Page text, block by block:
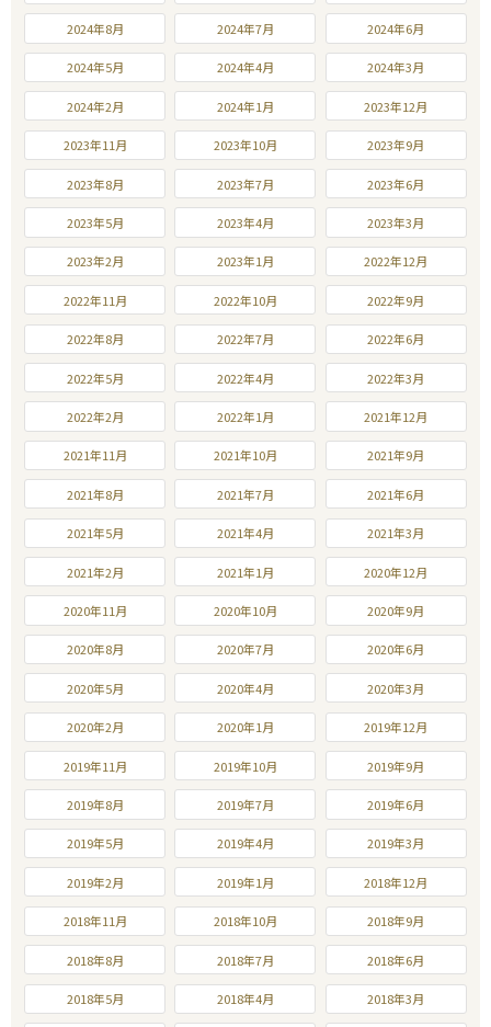
2024年8月 2024年7月 2024年6月
2024年5月 2024年4月 2024年3月
2024年2月 2024年1月 2023年12月
2023年11月 2023年10月 2023年9月
2023年8月 2023年7月 2023年6月
2023年5月 2023年4月 2023年3月
2023年2月 2023年1月 2022年12月
2022年11月 2022年10月 2022年9月
2022年8月 2022年7月 2022年6月
2022年5月 2022年4月 2022年3月
2022年2月 2022年1月 2021年12月
2021年11月 2021年10月 2021年9月
2021年8月 2021年7月 2021年6月
2021年5月 2021年4月 2021年3月
2021年2月 2021年1月 2020年12月
2020年11月 2020年10月 2020年9月
2020年8月 2020年7月 2020年6月
2020年5月 2020年4月 2020年3月
2020年2月 2020年1月 2019年12月
2019年11月 2019年10月 2019年9月
2019年8月 2019年7月 2019年6月
2019年5月 2019年4月 2019年3月
2019年2月 2019年1月 2018年12月
2018年11月 2018年10月 2018年9月
2018年8月 2018年7月 2018年6月
2018年5月 2018年4月 2018年3月